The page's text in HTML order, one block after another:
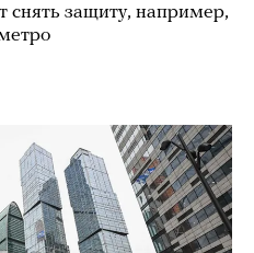
снять защиту, например,